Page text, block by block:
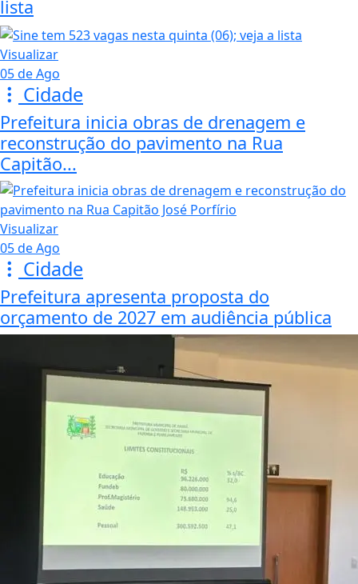
lista
Visualizar
05 de Ago
Cidade
Prefeitura inicia obras de drenagem e
reconstrução do pavimento na Rua
Capitão...
Visualizar
05 de Ago
Cidade
Prefeitura apresenta proposta do
orçamento de 2027 em audiência pública